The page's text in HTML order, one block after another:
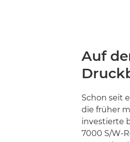
Auf
Schon seit
die früher
investierte
7000 S/W-